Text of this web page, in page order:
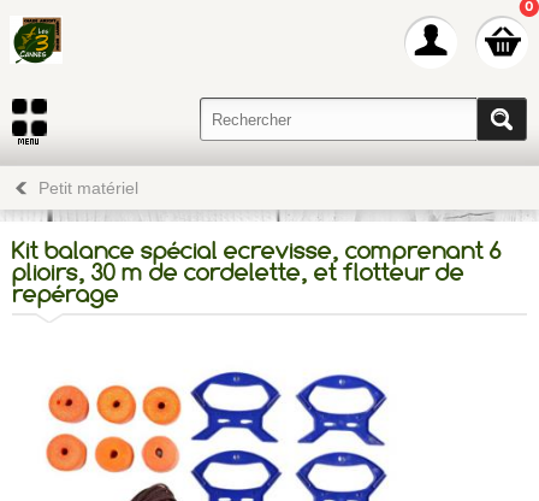
0
Petit matériel
Kit balance spécial ecrevisse, comprenant 6
plioirs, 30 m de cordelette, et flotteur de
repérage